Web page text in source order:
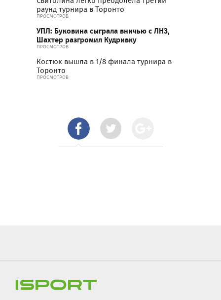
раунд турнира в Торонто
ПРОСМОТРОВ
УПЛ: Буковина сыграла вничью с ЛНЗ,
Шахтер разгромил Кудривку
ПРОСМОТРОВ
Костюк вышла в 1/8 финала турнира в
Торонто
ПРОСМОТРОВ